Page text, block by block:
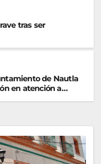
tras ser
de Nautla
en atención a